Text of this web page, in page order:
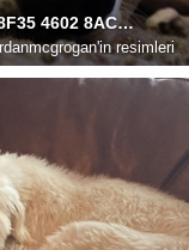
D0655316 8F35 4602 8ACC E026960EB470
resimleri